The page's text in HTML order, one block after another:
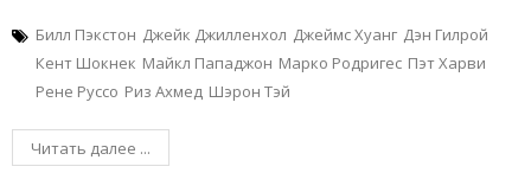
Билл Пэкстон Джейк Джилленхол Джеймс Хуанг Дэн Гилрой
Кент Шокнек Майкл Пападжон Марко Родригес Пэт Харви
Рене Руссо Риз Ахмед Шэрон Тэй
Читать далее ...